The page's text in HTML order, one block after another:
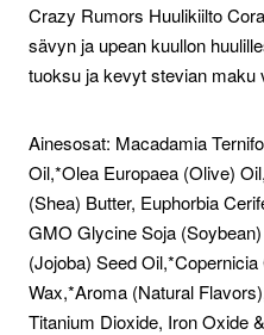
Crazy Rumors Huulikiilto
sävyn ja upean kuullon
tuoksu ja kevyt stevian maku
Ainesosat: Macadamia
Oil,*Olea Europaea (Olive)
(Shea) Butter, Euphorbia
GMO Glycine Soja
(Jojoba) Seed
Wax,*Aroma (Natural
Titanium Dioxide, Iron Oxide